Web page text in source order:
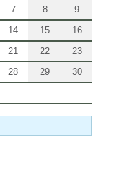
7 8
9
14 15
16
21 22
23
28 29
30